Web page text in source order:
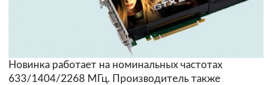
Новинка работает на номинальных частотах
633/1404/2268 МГц. Производитель также